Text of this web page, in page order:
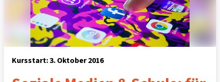
Kursstart: 3. Oktober 2016